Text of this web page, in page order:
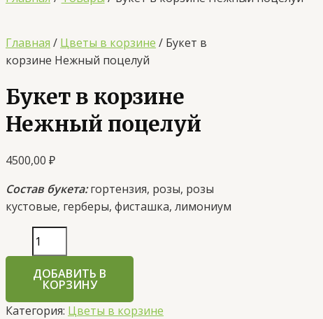
Главная / Цветы в корзине / Букет в
корзине Нежный поцелуй
Букет в корзине
Нежный поцелуй
4500,00 ₽
Состав букета:гортензия, розы, розы
кустовые, герберы, фисташка, лимониум
ДОБАВИТЬ В
КОРЗИНУ
Категория: Цветы в корзине